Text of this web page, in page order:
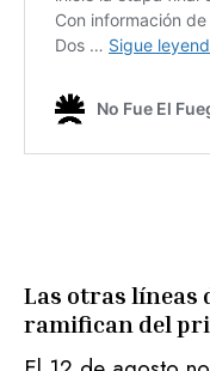
Las otras líneas
ramifican del